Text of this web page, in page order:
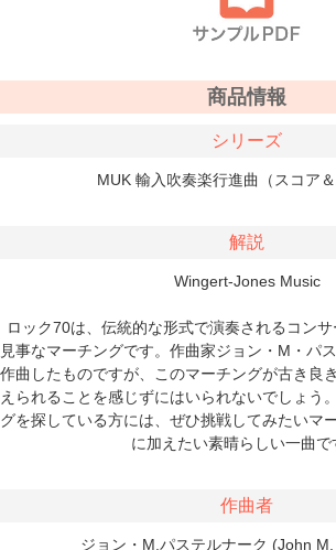
商品情報
シリーズ
MUK 輸入吹奏楽行進曲（スコア＆
解説
Wingert-Jones Music
ロック70は、伝統的な形式で演奏されるコンサ
見事なマーチングです。作曲家ジョン・M・パ
作曲したものですが、このマーチングが古き良
えられることを感じずにはいられないでしょう
グを探している方には、ぜひ挑戦してみたいマ
に加えたい素晴らしい一曲で
作曲者
ジョン・M.パステルナーク (John